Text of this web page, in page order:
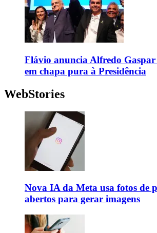
Flávio anuncia Alfredo Gaspar
em chapa pura à Presidência
WebStories
Nova IA da Meta usa fotos de
abertos para gerar imagens